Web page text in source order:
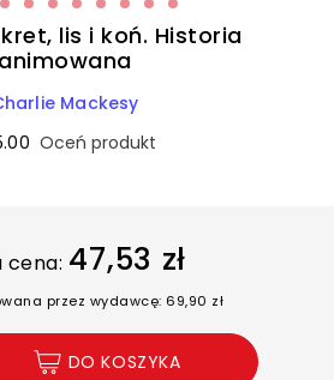
lis i koń. Historia
animowana
Mackesy
Oceń produkt
cena: 47,53 zł
przez wydawcę: 69,90 zł
DO KOSZYKA